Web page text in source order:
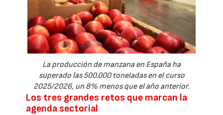
La producción de manzana en España ha
superado las 500.000 toneladas en el curso
2025/2026, un 8% menos que el año anterior.
Los tres grandes retos que marcan la
agenda sectorial